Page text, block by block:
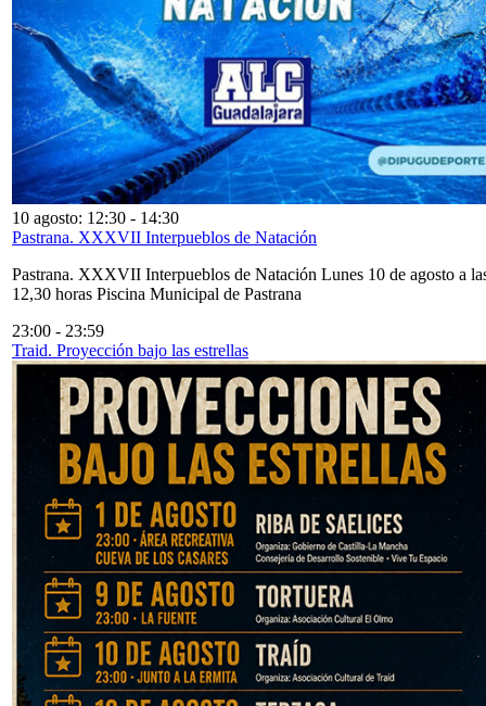
10 agosto: 12:30 - 14:30
Pastrana. XXXVII Interpueblos de Natación
Pastrana. XXXVII Interpueblos de Natación Lunes 10 de agosto a
12,30 horas Piscina Municipal de Pastrana
23:00 - 23:59
Traid. Proyección bajo las estrellas